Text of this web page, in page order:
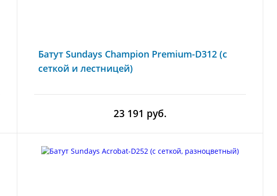
Батут Sundays Champion Premium-D312 (с
сеткой и лестницей)
23 191 руб.